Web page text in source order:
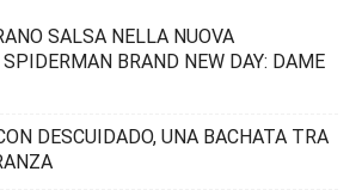
SALSA NELLA NUOVA
BRAND NEW DAY: DAME
DESCUIDADO, UNA BACHATA TRA